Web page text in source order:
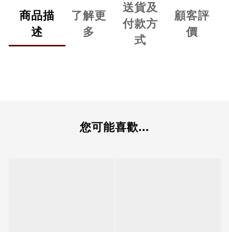
商品描
述
了解更
多
送貨及
付款方
式
顧客評
價
您可能喜歡...